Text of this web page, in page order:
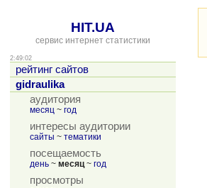
HIT.UA
сервис интернет статистики
2:49:02
рейтинг сайтов
gidraulika
аудитория
месяц ~ год
интересы аудитории
сайты ~ тематики
посещаемость
день ~ месяц~ год
просмотры